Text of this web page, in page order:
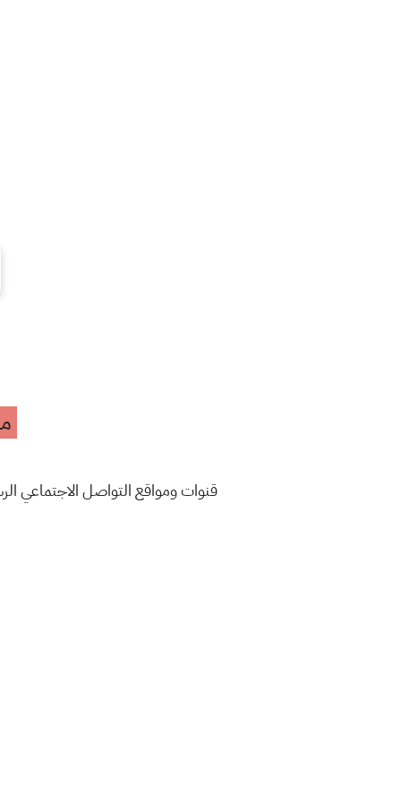
قنوات ومواقع التواصل الاجتماعي